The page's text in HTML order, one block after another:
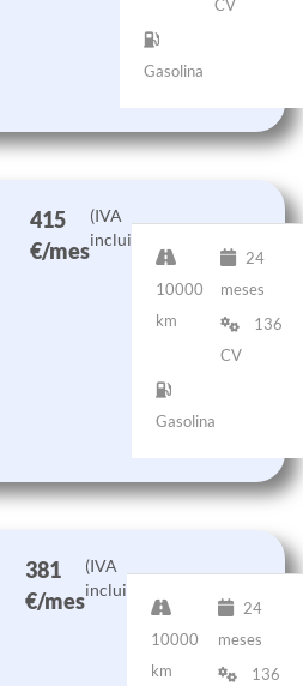
CV
Gasolina
415
€/mes
(IVA
incluido)
10000
km
24
meses
136
CV
Gasolina
381
€/mes
(IVA
incluido)
10000
km
24
meses
136